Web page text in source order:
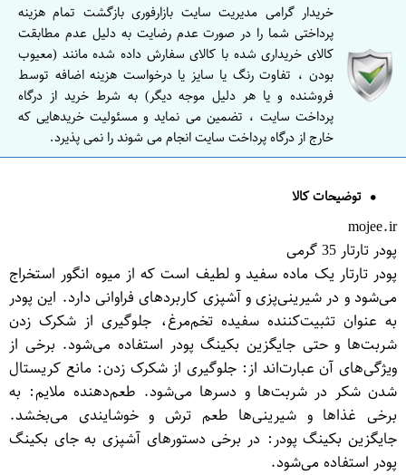
خریدار گرامی مدیریت سایت بازارفوری بازگشت تمام هزینه
پرداختی شما را در صورت عدم رضایت به دلیل عدم مطابقت
کالای خریداری شده با کالای سفارش داده شده مانند (معیوب
بودن ، تفاوت رنگ یا سایز یا درخواست هزینه اضافه توسط
فروشنده و یا هر دلیل موجه دیگر) به شرط خرید از درگاه
پرداخت سایت ، تضمین می نماید و مسئولیت خریدهایی که
خارج از درگاه پرداخت سایت انجام می شوند را نمی پذیرد.
توضیحات کالا
mojee.ir
پودر تارتار 35 گرمی
پودر تارتار یک ماده سفید و لطیف است که از میوه انگور استخراج
می‌شود و در شیرینی‌پزی و آشپزی کاربردهای فراوانی دارد. این پودر
به عنوان تثبیت‌کننده سفیده تخم‌مرغ، جلوگیری از شکرک زدن
شربت‌ها و حتی جایگزین بکینگ پودر استفاده می‌شود. برخی از
ویژگی‌های آن عبارت‌اند از: جلوگیری از شکرک زدن: مانع کریستال
شدن شکر در شربت‌ها و دسرها می‌شود. طعم‌دهنده ملایم: به
برخی غذاها و شیرینی‌ها طعم ترش و خوشایندی می‌بخشد.
جایگزین بکینگ پودر: در برخی دستورهای آشپزی به جای بکینگ
پودر استفاده می‌شود.